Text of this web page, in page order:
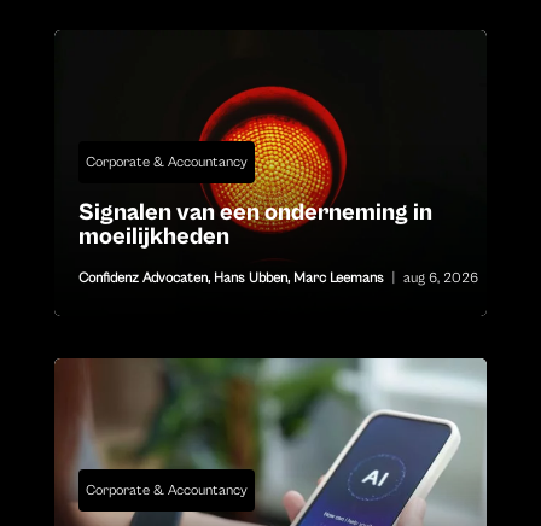
Corporate & Accountancy
Signalen van een onderneming in
moeilijkheden
Confidenz Advocaten, Hans Ubben, Marc Leemans aug 6, 2026
Corporate & Accountancy